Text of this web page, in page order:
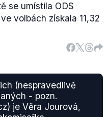
se umístila ODS
volbách získala 11,32
(nespravedlivě
- pozn.
je Věra Jourová,